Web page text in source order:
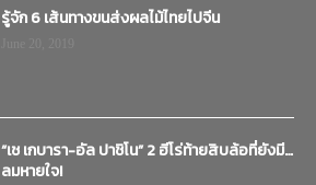
รู้จัก 6 เส้นทางขนส่งผลไม้ไทยไปจีน
“เช เกบารา-อัล ปาชิโน” 2 ฮีโร่ท้ายสิบล้อที่ยังมี…
ลมหายใจ!